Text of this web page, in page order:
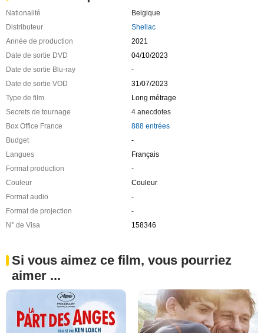
Nationalité
Belgique
Distributeur
Shellac
Année de production
2021
Date de sortie DVD
04/10/2023
Date de sortie Blu-ray
-
Date de sortie VOD
31/07/2023
Type de film
Long métrage
Secrets de tournage
4 anecdotes
Box Office France
888 entrées
Budget
-
Langues
Français
Format production
-
Couleur
Couleur
Format audio
-
Format de projection
-
N° de Visa
158346
Si vous aimez ce film, vous pourriez
aimer ...